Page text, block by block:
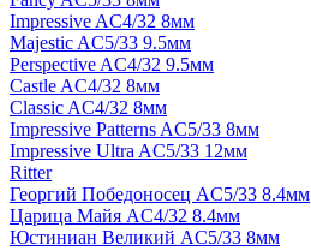
Impressive AC4/32 8мм
Majestic AC5/33 9.5мм
Perspective AC4/32 9.5мм
Castle AC4/32 8мм
Classic AC4/32 8мм
Impressive Patterns AC5/33 8мм
Impressive Ultra AC5/33 12мм
Ritter
Георгий Победоносец AC5/33 8.4мм
Царица Майя AC4/32 8.4мм
Юстиниан Великий AC5/33 8мм